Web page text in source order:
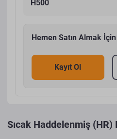
H500
Hemen Satın Almak İçin
Kayıt Ol
Sıcak Haddelenmiş (HR)